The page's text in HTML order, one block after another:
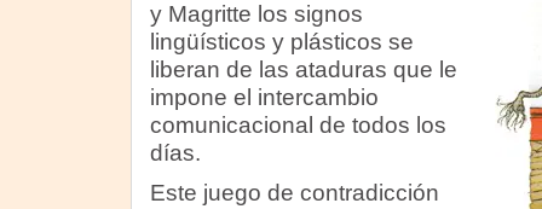
y Magritte los signos
lingüísticos y plásticos se
liberan de las ataduras que le
impone el intercambio
comunicacional de todos los
días.
Este juego de contradicción